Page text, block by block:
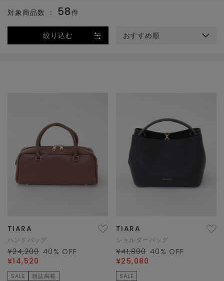
絞り込む おすすめ順
対象商品数 ： 58件
TIARA
ハンドバッグ
¥24,200 40 % OFF
¥14,520
SALE 雑誌掲載
TIARA
ショルダーバッグ
¥41,800 40 % OFF
¥25,080
SALE